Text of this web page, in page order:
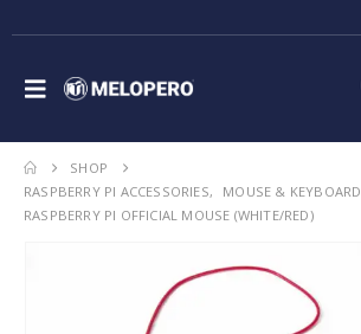
SHOP
RASPBERRY PI ACCESSORIES,
MOUSE & KEYBOARD
RASPBERRY PI OFFICIAL MOUSE (WHITE/RED)